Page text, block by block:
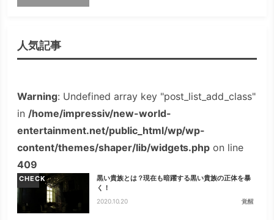
人気記事
Warning: Undefined array key "post_list_add_class"
in /home/impressiv/new-world-
entertainment.net/public_html/wp/wp-
content/themes/shaper/lib/widgets.php on line
409
CHECK
黒い貴族とは？現在も暗躍する黒い貴族の正体を暴
く！
2020.10.20 覚醒